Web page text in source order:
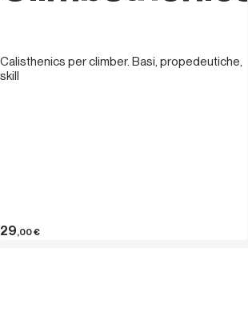
Calisthenics per climber. Basi, propedeutiche,
skill
29,00€